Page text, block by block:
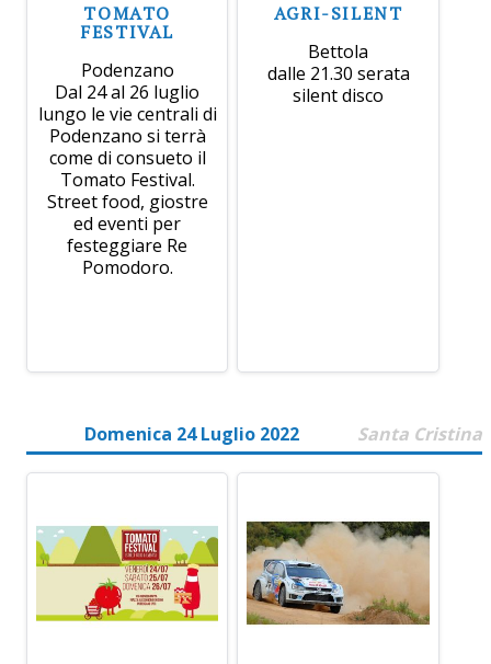
TOMATO
FESTIVAL
Podenzano
Dal 24 al 26 luglio
lungo le vie centrali di
Podenzano si terrà
come di consueto il
Tomato Festival.
Street food, giostre
ed eventi per
festeggiare Re
Pomodoro.
AGRI-SILENT
Bettola
dalle 21.30 serata
silent disco
Domenica 24 Luglio 2022 Santa Cristina